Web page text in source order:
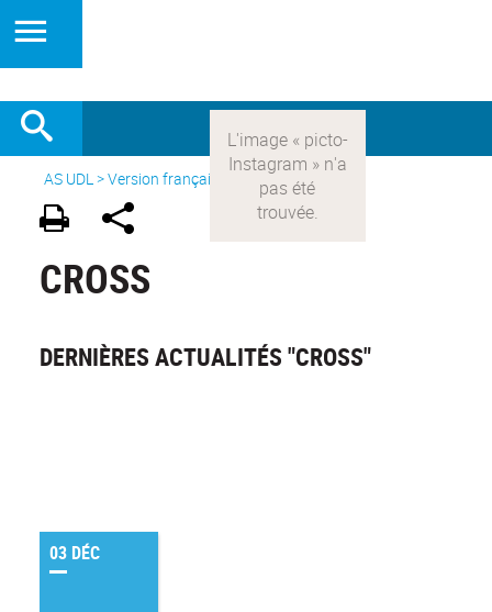
AS UDL>Version française > Les sports >
CROSS
DERNIÈRES ACTUALITÉS "CROSS"
03 DÉC